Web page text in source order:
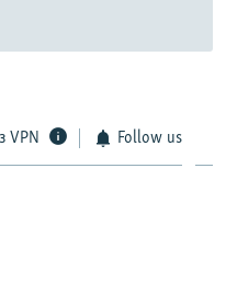
VPN Follow us